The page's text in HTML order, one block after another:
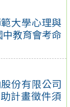
大學心理與
教育會考命
份有限公司
計畫徵件須